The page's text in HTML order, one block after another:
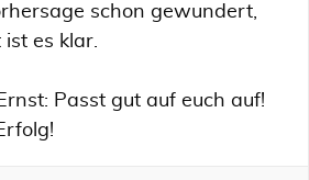
schon gewundert,
es klar.
Passt gut auf euch auf!